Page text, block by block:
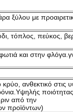
ξύλου με
τόπλος, πεύκος,
και στην
ανθεκτικό στις
ποιότητας
από την
προϊόντων)